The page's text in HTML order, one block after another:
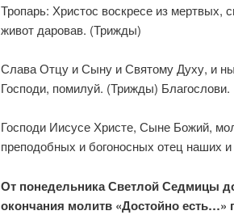
Тропарь: Христос воскресе из мертвых,
живот даровав. (Трижды)
Слава Отцу и Сыну и Святому Духу, и
Господи, помилуй. (Трижды) Благослови.
Господи Иисусе Христе, Сыне Божий,
преподобных и богоносных отец наших
От понедельника Светлой Седмицы
окончания молитв «Достойно есть…»